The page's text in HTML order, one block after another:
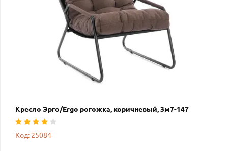
Кресло Эрго/Ergo рогожка, коричневый, 3м7-147
Код: 25084